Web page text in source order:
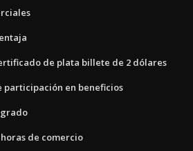
de plata billete de 2 dólares
participación en beneficios
de comercio